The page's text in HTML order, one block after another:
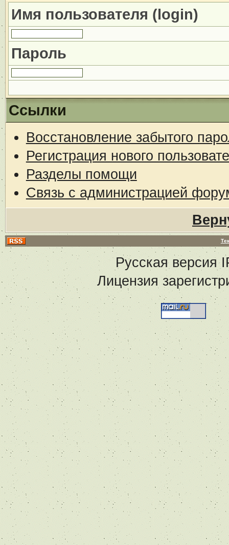
Имя пользователя (login)
Пароль
Ссылки
Восстановление забытого
Регистрация нового
Разделы помощи
Связь с администрацией
Русская версия
Лицензия